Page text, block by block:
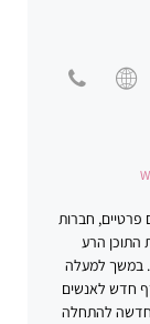
פרטיים, חברות
התוכן הרע
במשך למעלה
דף חדש לאנשים
חדשה להתחלה